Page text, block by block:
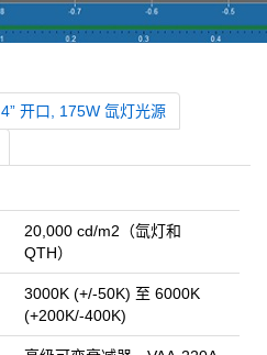
4” 开口, 175W 氙灯光源
20,000 cd/m2（氙灯和
QTH）
3000K (+/-50K) 至 6000K
(+200K/-400K)